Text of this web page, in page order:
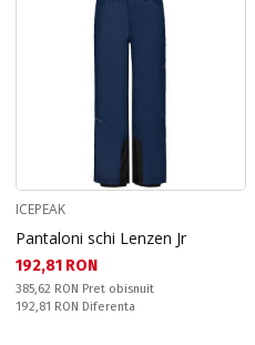
ICEPEAK
Pantaloni schi Lenzen Jr
Текуща цена:
192,81 RON
Pret obisnuit:
385,62 RON Pret obisnuit
Спестявате:
192,81 RON Diferenta